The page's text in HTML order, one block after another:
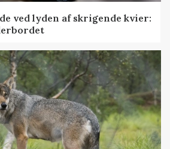
ved lyden af skrigende kvier: